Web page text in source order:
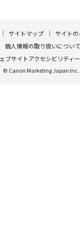
サイトマップ
サイト
個人情報の取り扱いについて
ブサイトアクセシビリティ
© Canon Marketing Japan Inc.